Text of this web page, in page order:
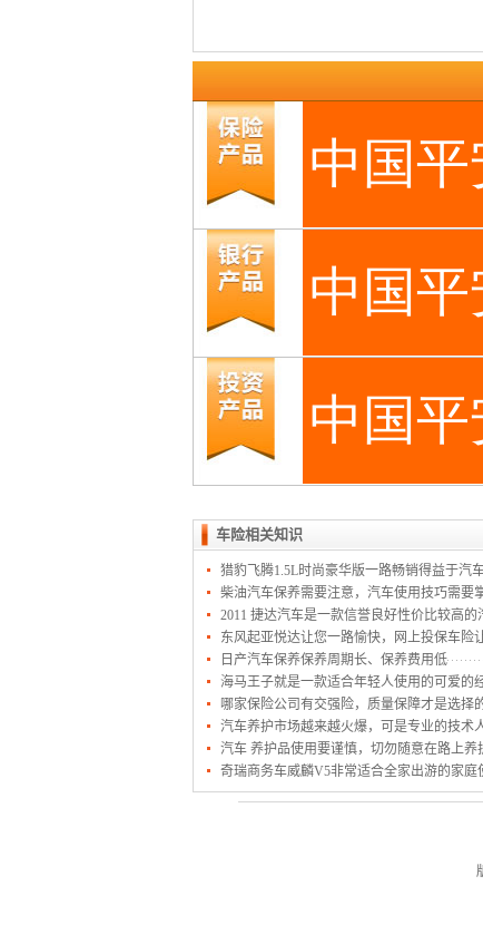
车险相关知识
猎豹飞腾1.5L时尚豪华版一路畅销得益于汽
柴油汽车保养需要注意，汽车使用技巧需要
2011 捷达汽车是一款信誉良好性价比较高的
东风起亚悦达让您一路愉快，网上投保车险
日产汽车保养保养周期长、保养费用低
海马王子就是一款适合年轻人使用的可爱的
哪家保险公司有交强险，质量保障才是选择
汽车养护市场越来越火爆，可是专业的技术
汽车 养护品使用要谨慎，切勿随意在路上养
奇瑞商务车威麟V5非常适合全家出游的家庭